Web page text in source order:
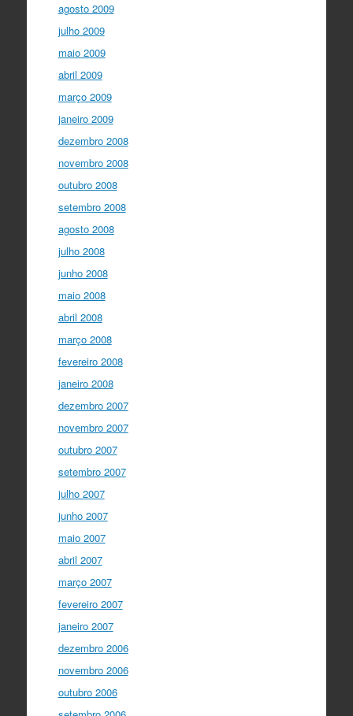
agosto 2009
julho 2009
maio 2009
abril 2009
março 2009
janeiro 2009
dezembro 2008
novembro 2008
outubro 2008
setembro 2008
agosto 2008
julho 2008
junho 2008
maio 2008
abril 2008
março 2008
fevereiro 2008
janeiro 2008
dezembro 2007
novembro 2007
outubro 2007
setembro 2007
julho 2007
junho 2007
maio 2007
abril 2007
março 2007
fevereiro 2007
janeiro 2007
dezembro 2006
novembro 2006
outubro 2006